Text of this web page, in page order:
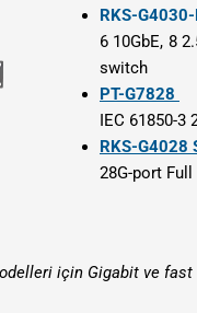
RKS-
6 10GbE, 8
switch
PT-G7828
IEC 61850-3
RKS-G4028
28G-port
için Gigabit ve fast